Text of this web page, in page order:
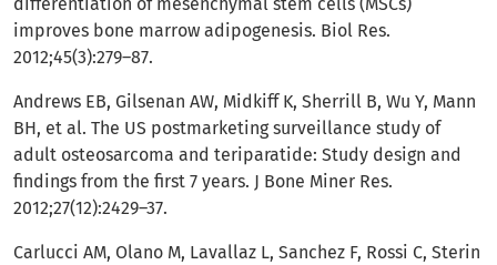
differentiation of mesenchymal stem cells (MSCs)
improves bone marrow adipogenesis. Biol Res.
2012;45(3):279–87.
Andrews EB, Gilsenan AW, Midkiff K, Sherrill B, Wu Y, Mann
BH, et al. The US postmarketing surveillance study of
adult osteosarcoma and teriparatide: Study design and
findings from the first 7 years. J Bone Miner Res.
2012;27(12):2429–37.
Carlucci AM, Olano M, Lavallaz L, Sanchez F, Rossi C, Sterin